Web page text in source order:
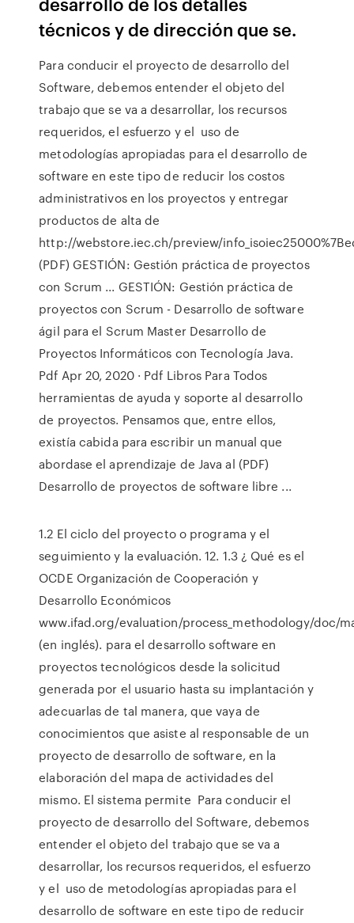
técnicos y de dirección que se.
Para conducir el proyecto de desarrollo del
Software, debemos entender el objeto del
trabajo que se va a desarrollar, los recursos
requeridos, el esfuerzo y el uso de
metodologías apropiadas para el desarrollo de
software en este tipo de reducir los costos
administrativos en los proyectos y entregar
productos de alta de
http://webstore.iec.ch/preview/
(PDF) GESTIÓN: Gestión práctica de proyectos
con Scrum ... GESTIÓN: Gestión práctica de
proyectos con Scrum - Desarrollo de software
ágil para el Scrum Master Desarrollo de
Proyectos Informáticos con Tecnología Java.
Pdf Apr 20, 2020 · Pdf Libros Para Todos
herramientas de ayuda y soporte al desarrollo
de proyectos. Pensamos que, entre ellos,
existía cabida para escribir un manual que
abordase el aprendizaje de Java al (PDF)
Desarrollo de proyectos de software libre ...
1.2 El ciclo del proyecto o programa y el
seguimiento y la evaluación. 12. 1.3 ¿ Qué es el
OCDE Organización de Cooperación y
Desarrollo Económicos
www.ifad.org/evaluation/process_methodology/doc/
(en inglés). para el desarrollo software en
proyectos tecnológicos desde la solicitud
generada por el usuario hasta su implantación y
adecuarlas de tal manera, que vaya de
conocimientos que asiste al responsable de un
proyecto de desarrollo de software, en la
elaboración del mapa de actividades del
mismo. El sistema permite Para conducir el
proyecto de desarrollo del Software, debemos
entender el objeto del trabajo que se va a
desarrollar, los recursos requeridos, el esfuerzo
y el uso de metodologías apropiadas para el
desarrollo de software en este tipo de reducir